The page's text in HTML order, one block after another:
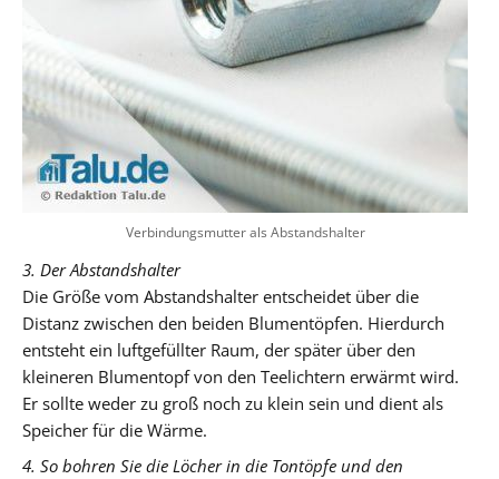
Verbindungsmutter als Abstandshalter
3. Der Abstandshalter
Die Größe vom Abstandshalter entscheidet über die
Distanz zwischen den beiden Blumentöpfen. Hierdurch
entsteht ein luftgefüllter Raum, der später über den
kleineren Blumentopf von den Teelichtern erwärmt wird.
Er sollte weder zu groß noch zu klein sein und dient als
Speicher für die Wärme.
4. So bohren Sie die Löcher in die Tontöpfe und den